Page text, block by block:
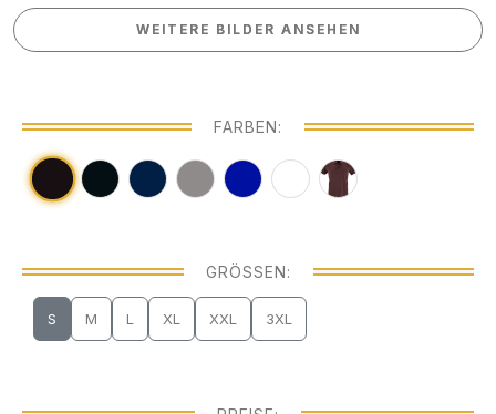
WEITERE BILDER ANSEHEN
WEITERE BILDER ANSEHEN
FARBEN:
GRÖSSEN:
S M L XL XXL 3XL